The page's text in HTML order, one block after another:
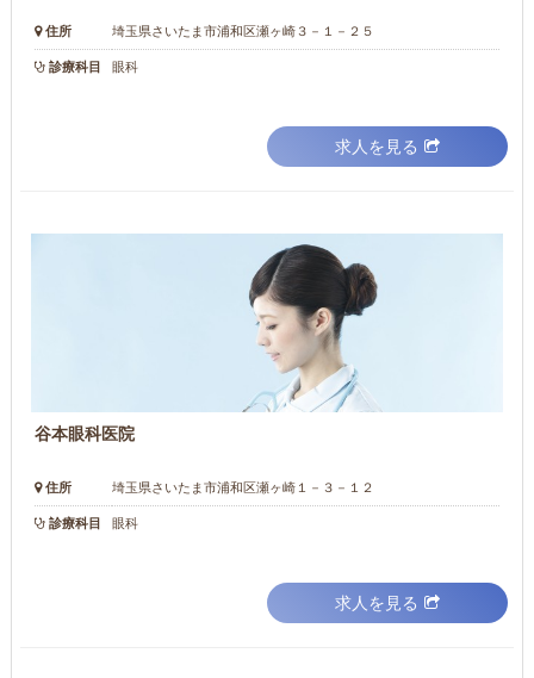
住所 埼玉県さいたま市浦和区瀬ヶ崎３－１－２５
診療科目 眼科
求人を見る
谷本眼科医院
住所 埼玉県さいたま市浦和区瀬ヶ崎１－３－１２
診療科目 眼科
求人を見る